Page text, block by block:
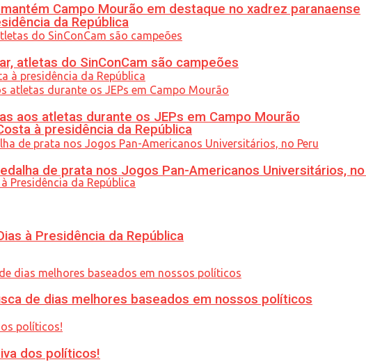
da República
à presidência da República
à Presidência da República
Campo Mourão em destaque no xadrez paranaense
atletas do SinConCam são campeões
aos atletas durante os JEPs em Campo Mourão
de prata nos Jogos Pan-Americanos Universitários,
de dias melhores baseados em nossos políticos
dos políticos!